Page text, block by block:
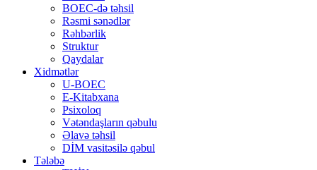
BOEC-də təhsil
Rəsmi sənədlər
Rəhbərlik
Struktur
Qaydalar
Xidmətlər
U-BOEC
E-Kitabxana
Psixoloq
Vətəndaşların qəbulu
Əlavə təhsil
DİM vasitəsilə qəbul
Tələbə